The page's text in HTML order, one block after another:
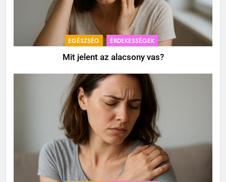
EGÉSZSÉG ÉRDEKESSÉGEK
Mit jelent az alacsony vas?